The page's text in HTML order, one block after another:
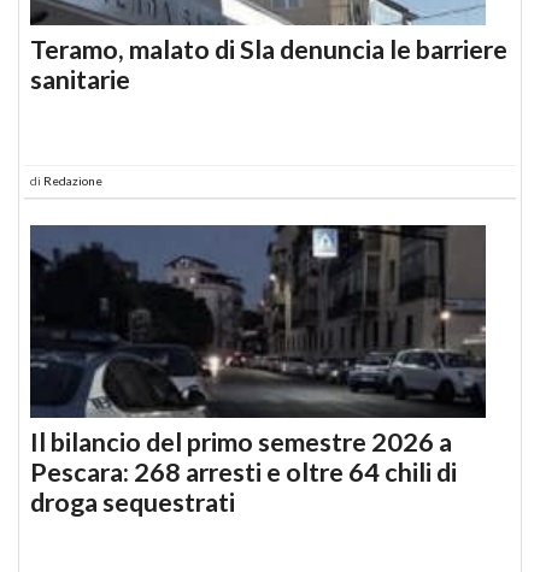
Teramo, malato di Sla denuncia le barriere
sanitarie
di Redazione
Il bilancio del primo semestre 2026 a
Pescara: 268 arresti e oltre 64 chili di
droga sequestrati